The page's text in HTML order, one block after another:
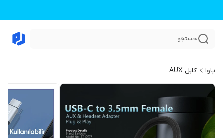
جستجو
پاوا کابل AUX